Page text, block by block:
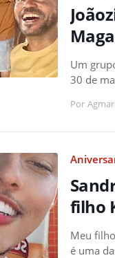
Um
30 de
Por
filho
Meu
é uma